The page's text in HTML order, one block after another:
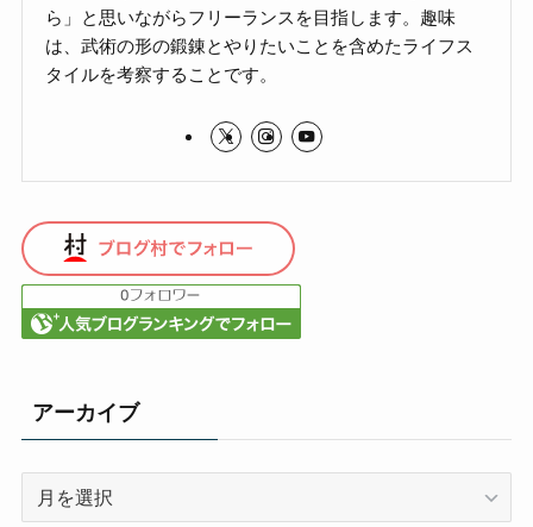
ら」と思いながらフリーランスを目指します。趣味
は、武術の形の鍛錬とやりたいことを含めたライフス
タイルを考察することです。
アーカイブ